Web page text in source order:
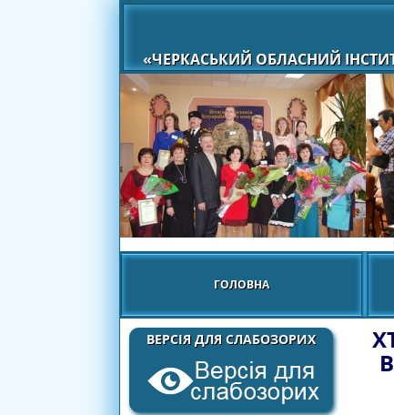
«ЧЕРКАСЬКИЙ ОБЛАСНИЙ
ГОЛОВНА
ВЕРСІЯ ДЛЯ СЛАБОЗОРИХ